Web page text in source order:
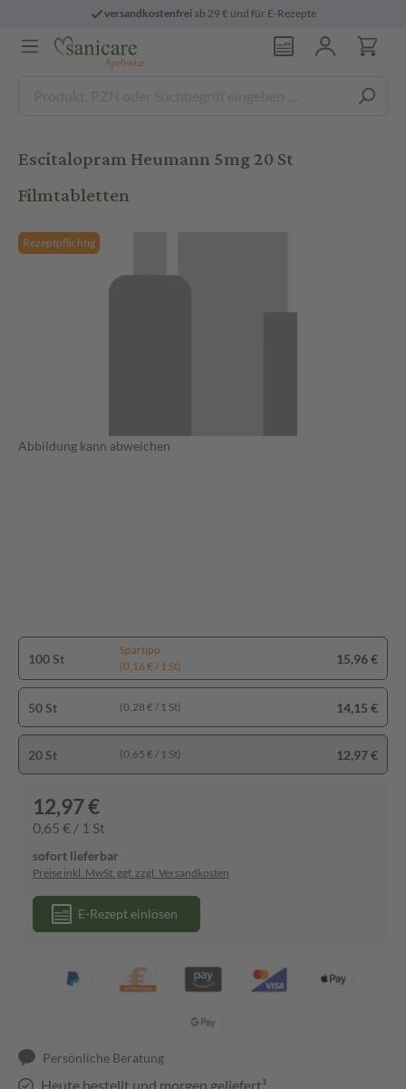
versandkostenfreiab 29 € und für E-Rezepte
Escitalopram Heumann 5mg 20 St
Filmtabletten
Rezeptpflichtig
Abbildung kann abweichen
100 St
Spartipp
(0,16 € / 1 St)
15,96 €
50 St (0,28 € / 1 St) 14,15 €
20 St (0,65 € / 1 St) 12,97 €
12,97 €
0,65 € / 1 St
sofort lieferbar
Preise inkl. MwSt. ggf. zzgl. Versandkosten
E-Rezept einlösen
Persönliche Beratung
Heute bestellt und morgen geliefert³